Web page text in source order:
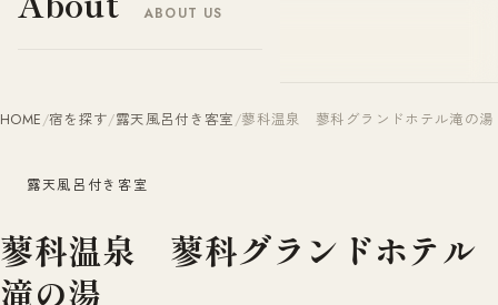
ABOUT US
HOME/宿を探す/露天風呂付き客室/蓼科温泉 蓼科グランドホテル滝の湯
露天風呂付き客室
蓼科温泉 蓼科グランドホテル
滝の湯